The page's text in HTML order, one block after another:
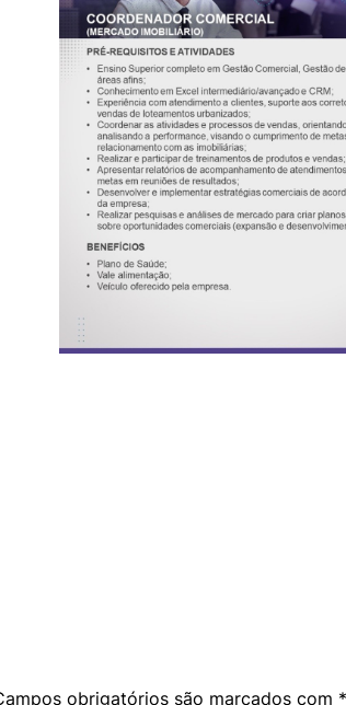
obrigatórios são marcados com *